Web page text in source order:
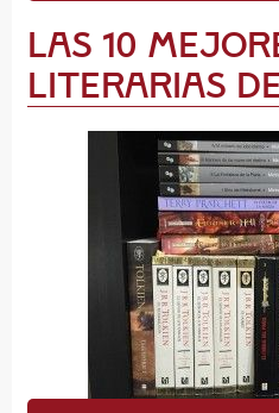
Las 10
literarias